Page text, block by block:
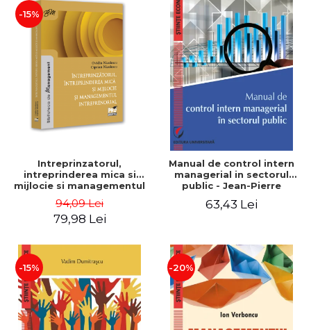
-15%
Intreprinzatorul,
intreprinderea mica si
mijlocie si managementul
Nicolescu, Ciprian
Nicolescu
94,09 Lei
79,98 Lei
Manual de control intern
managerial in sectorul
public - Jean-Pierre
63,43 Lei
-15% -20%